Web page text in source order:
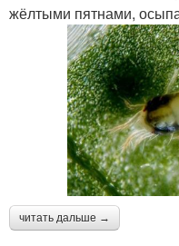
жёлтыми пятнами,
читать дальше →